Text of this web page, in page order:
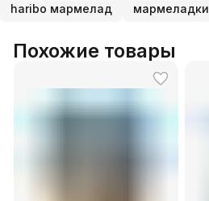
haribo мармелад мармеладки
Похожие товары